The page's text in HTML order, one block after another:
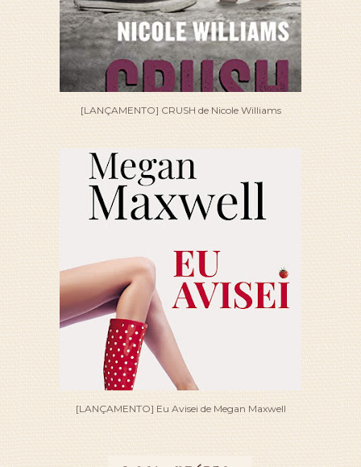
[LANÇAMENTO] CRUSH de Nicole Williams
[LANÇAMENTO] Eu Avisei de Megan Maxwell